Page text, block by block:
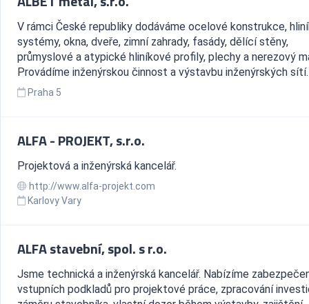
V rámci České republiky dodáváme ocelové konstrukce,
systémy, okna, dveře, zimní zahrady, fasády, dělící stěny,
průmyslové a atypické hliníkové profily, plechy a nerezový
Provádíme inženýrskou činnost a výstavbu inženýrských sítí.
Praha 5
ALFA - PROJEKT, s.r.o.
Projektová a inženýrská kancelář.
http://www.alfa-projekt.com
Karlovy Vary
ALFA stavební, spol. s r.o.
Jsme technická a inženýrská kancelář. Nabízíme
vstupních podkladů pro projektové práce, zpracování